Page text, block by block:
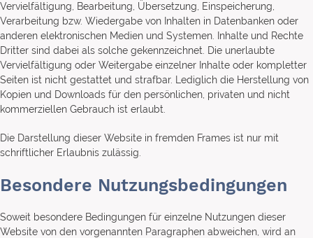
Vervielfältigung, Bearbeitung, Übersetzung, Einspeicherung,
Verarbeitung bzw. Wiedergabe von Inhalten in Datenbanken oder
anderen elektronischen Medien und Systemen. Inhalte und Rechte
Dritter sind dabei als solche gekennzeichnet. Die unerlaubte
Vervielfältigung oder Weitergabe einzelner Inhalte oder kompletter
Seiten ist nicht gestattet und strafbar. Lediglich die Herstellung von
Kopien und Downloads für den persönlichen, privaten und nicht
kommerziellen Gebrauch ist erlaubt.
Die Darstellung dieser Website in fremden Frames ist nur mit
schriftlicher Erlaubnis zulässig.
Besondere Nutzungsbedingungen
Soweit besondere Bedingungen für einzelne Nutzungen dieser
Website von den vorgenannten Paragraphen abweichen, wird an